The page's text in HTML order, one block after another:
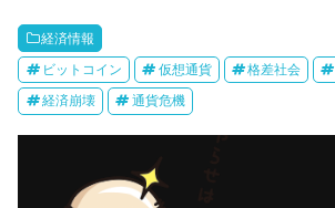
経済情報
ビットコイン 仮想通貨 格差社会
経済崩壊 通貨危機